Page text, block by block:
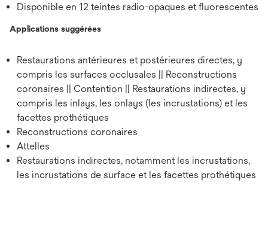
Disponible en 12 teintes radio-opaques et fluorescentes
Applications suggérées
Restaurations antérieures et postérieures directes, y
compris les surfaces occlusales || Reconstructions
coronaires || Contention || Restaurations indirectes, y
compris les inlays, les onlays (les incrustations) et les
facettes prothétiques
Reconstructions coronaires
Attelles
Restaurations indirectes, notamment les incrustations,
les incrustations de surface et les facettes prothétiques